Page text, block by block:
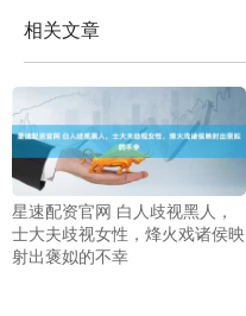
相关文章
星速配资官网 白人歧视黑人，
士大夫歧视女性，烽火戏诸侯映
射出褒姒的不幸